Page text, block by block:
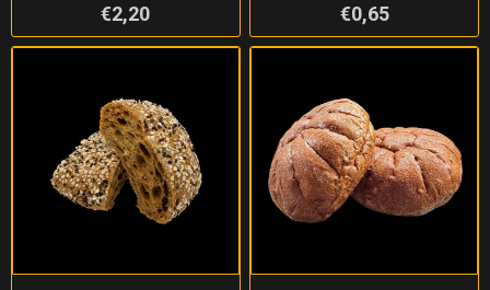
€2,20 €0,65